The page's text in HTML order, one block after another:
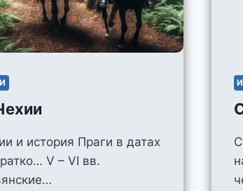
и история Праги в датах
V – VI вв.